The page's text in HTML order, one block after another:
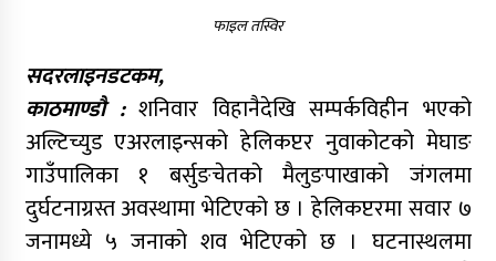
फाइल तस्विर
सदरलाइनडटकम,
काठमाण्डौ :शनिवार विहानैदेखि सम्पर्कविहीन भएको
अल्टिच्युड एअरलाइन्सको हेलिकप्टर नुवाकोटको मेघाङ
गाउँपालिका १ बर्सुङचेतको मैलुङपाखाको जंगलमा
दुर्घटनाग्रस्त अवस्थामा भेटिएको छ । हेलिकप्टरमा सवार ७
जनामध्ये ५ जनाको शव भेटिएको छ । घटनास्थलमा